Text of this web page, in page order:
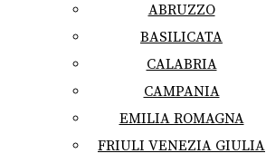
ABRUZZO
BASILICATA
CALABRIA
CAMPANIA
EMILIA ROMAGNA
FRIULI VENEZIA GIULIA